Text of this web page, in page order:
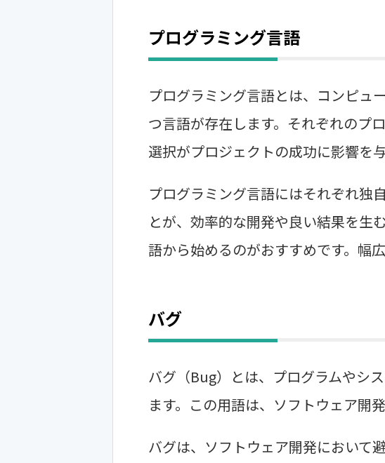
プログラミング言語
プログラミング言語とは、コンピュ
つ言語が存在します。それぞれのプ
選択がプロジェクトの成功に影響を与
プログラミング言語にはそれぞれ独
とが、効率的な開発や良い結果を生
語から始めるのがおすすめです。幅
バグ
バグ（Bug）とは、プログラムやシ
ます。この用語は、ソフトウェア開
バグは、ソフトウェア開発において